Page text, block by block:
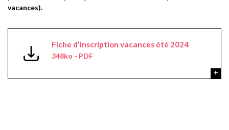
vacances).
Fiche d’inscription vacances été 2024
348ko - PDF